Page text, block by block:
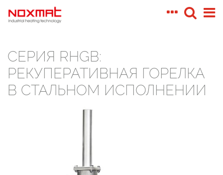
СЕРИЯ RHGB:
РЕКУПЕРАТИВНАЯ ГОРЕЛКА
В СТАЛЬНОМ ИСПОЛНЕНИИ